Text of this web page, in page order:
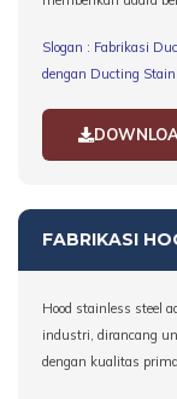
Slogan : Fabrikasi
dengan Ducting
FABRIKASI
Hood stainless steel
industri, dirancang
dengan kualitas